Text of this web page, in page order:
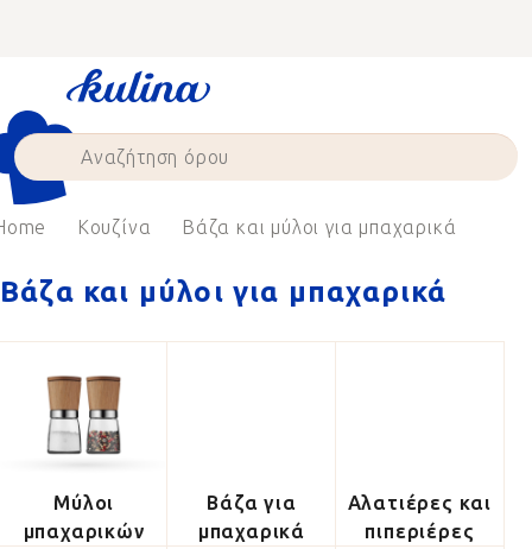
Κουζίνα Βάζα και μύλοι για μπαχαρικά
Βάζα και μύλοι για μπαχαρικά
Μύλοι
μπαχαρικών
Βάζα για
μπαχαρικά
Αλατιέρες και
πιπεριέρες